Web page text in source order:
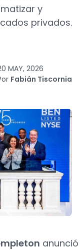
y
privados.
MAY, 2026
Fabián Tiscornia
anunció